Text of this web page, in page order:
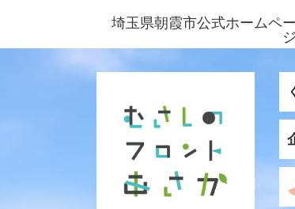
ジ
ュ
埼玉県朝霞市公式ホームペー
ジ